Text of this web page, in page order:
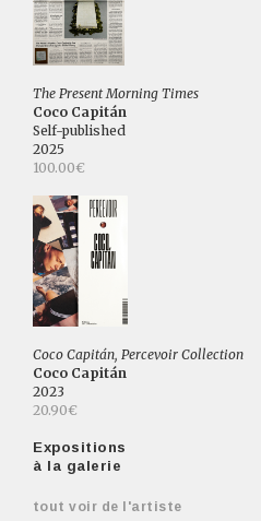
The Present Morning Times
Coco Capitán
Self-published
2025
100.00€
Coco Capitán, Percevoir Collection
Coco Capitán
2023
20.90€
Expositions
à la galerie
tout voir de l'artiste